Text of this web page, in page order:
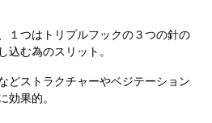
１つはトリプルフックの３つの針の
込む為のスリット。
どストラクチャーやベジテーション
効果的。